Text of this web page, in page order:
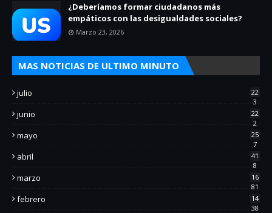
¿Deberíamos formar ciudadanos más
empáticos con las desigualdades sociales?
Marzo 23, 2026
MAS NOTICIAS DE ULTIMO MINUTO
julio
22
3
junio
22
2
mayo
25
7
abril
41
8
marzo
16
81
febrero
14
38